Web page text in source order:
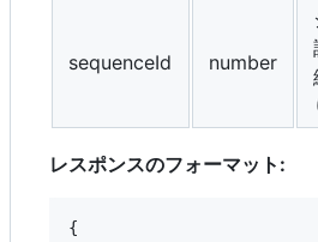
sequenceId number
レスポンスのフォーマット:
{